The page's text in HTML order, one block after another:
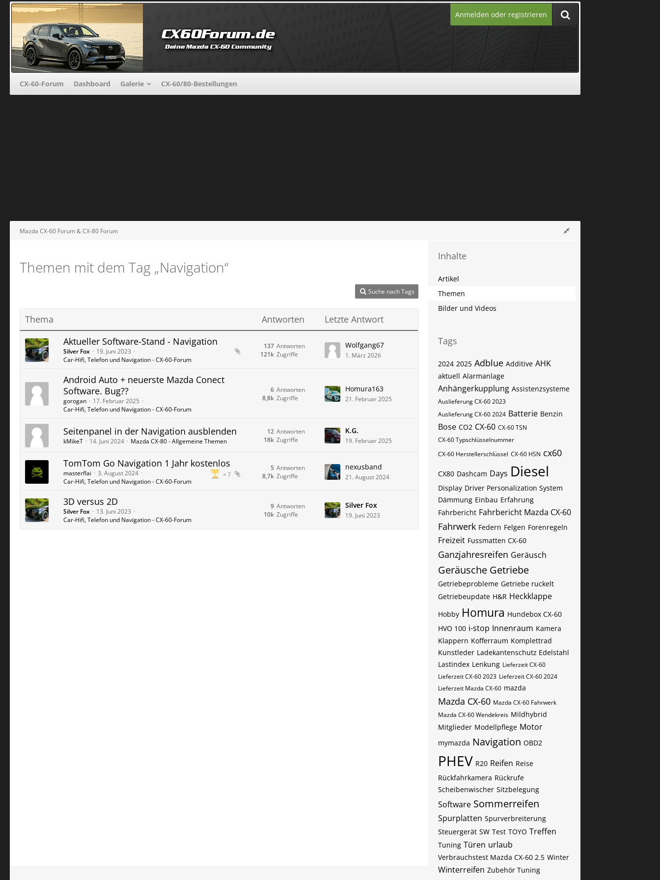
Anmelden oder registrieren
CX-60-Forum Dashboard Galerie CX-60/80-Bestellungen
Mazda CX-60 Forum & CX-80 Forum
Themen mit dem Tag „Navigation“
Suche nach Tags
Thema Antworten
Letzte Antwort
Aktueller Software-Stand - Navigation
Silver Fox
19. Juni 2023
Car-Hifi, Telefon und Navigation - CX-60-Forum
Antworten
137
Zugriffe
121k
Wolfgang67
1. März 2026
Android Auto + neuerste Mazda Conect
Software. Bug??
gorogan
17. Februar 2025
Car-Hifi, Telefon und Navigation - CX-60-Forum
Antworten
6
Zugriffe
8,8k
Homura163
21. Februar 2025
Seitenpanel in der Navigation ausblenden
kMikeT 14. Juni 2024 Mazda CX-80 - Allgemeine Themen
Antworten
12
Zugriffe
18k
K.G.
19. Februar 2025
TomTom Go Navigation 1 Jahr kostenlos
7
masterflai
3. August 2024
Car-Hifi, Telefon und Navigation - CX-60-Forum
Antworten
5
Zugriffe
8,7k
nexusband
21. August 2024
3D versus 2D
Silver Fox
13. Juni 2023
Car-Hifi, Telefon und Navigation - CX-60-Forum
Antworten
9
Zugriffe
10k
Silver Fox
19. Juni 2023
Inhalte
Artikel
Themen
Bilder und Videos
Tags
2024 2025 Adblue Additive AHK
aktuell Alarmanlage
Anhängerkupplung Assistenzsysteme
Auslieferung CX-60 2023
Auslieferung CX-60 2024 Batterie Benzin
Bose CO2 CX-60 CX-60​​​​ TSN
CX-60​​​​ Typschlüsselnummer
CX-60​​​​​ Herstellerschlüssel CX-60​​​​​ HSN cx60
CX80 Dashcam Days Diesel
Display Driver Personalization System
Dämmung Einbau Erfahrung
Fahrbericht Fahrbericht Mazda CX-60
Fahrwerk Federn Felgen Forenregeln
Freizeit Fussmatten CX-60
Ganzjahresreifen Geräusch
Geräusche Getriebe
Getriebeprobleme Getriebe ruckelt
Getriebeupdate H&R Heckklappe
Hobby Homura Hundebox CX-60
HVO 100 i-stop Innenraum Kamera
Klappern Kofferraum Komplettrad
Kunstleder Ladekantenschutz Edelstahl
Lastindex Lenkung Lieferzeit CX-60
Lieferzeit CX-60 2023 Lieferzeit CX-60 2024
Lieferzeit Mazda CX-60 mazda
Mazda CX-60 Mazda CX-60 Fahrwerk
Mazda CX-60 Wendekreis Mildhybrid
Mitglieder Modellpflege Motor
mymazda Navigation OBD2
PHEV R20 Reifen Reise
Rückfahrkamera Rückrufe
Scheibenwischer Sitzbelegung
Software Sommerreifen
Spurplatten Spurverbreiterung
Steuergerät SW Test TOYO Treffen
Tuning Türen urlaub
Verbrauchstest Mazda CX-60 2.5 Winter
Winterreifen Zubehör Tuning